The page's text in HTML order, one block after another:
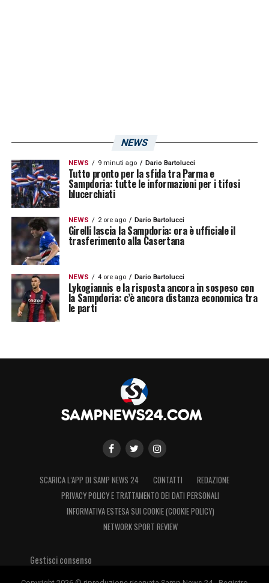
NEWS
NEWS 9 minuti ago Dario Bartolucci
Tutto pronto per la sfida tra Parma e
Sampdoria: tutte le informazioni per i tifosi
blucerchiati
NEWS 2 ore ago Dario Bartolucci
Girelli lascia la Sampdoria: ora è ufficiale il
trasferimento alla Casertana
NEWS 4 ore ago Dario Bartolucci
Lykogiannis e la risposta ancora in sospeso con
la Sampdoria: c’è ancora distanza economica tra
le parti
SCARICA L’APP DI SAMP NEWS 24 CONTATTI
REDAZIONE
PRIVACY POLICY E TRATTAMENTO DEI DATI PERSONALI
INFORMATIVA ESTESA SUI COOKIE (COOKIE POLICY)
NETWORK SPORT REVIEW
Gestisci consenso